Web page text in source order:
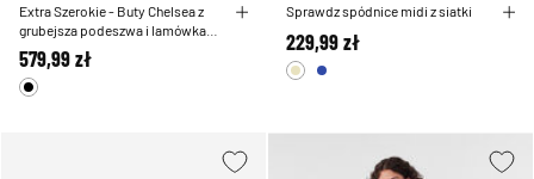
Extra Szerokie - Buty Chelsea z
grubejsza podeszwa i lamówkami
z ryflowanej gumy
579,99 zł
Sprawdz spódnice midi z siatki
229,99 zł